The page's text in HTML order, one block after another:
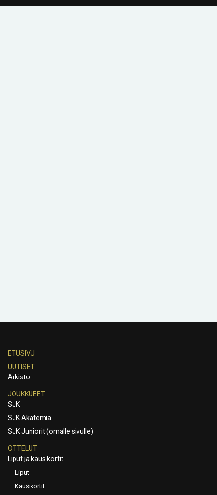
ETUSIVU
UUTISET
Arkisto
JOUKKUEET
SJK
SJK Akatemia
SJK Juniorit (omalle sivulle)
OTTELUT
Liput ja kausikortit
Liput
Kausikortit